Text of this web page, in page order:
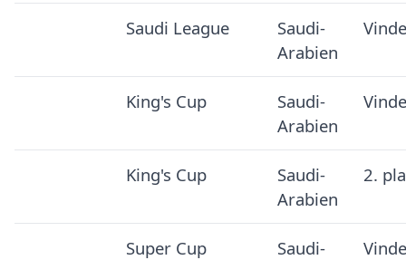
Saudi League
Saudi-
Arabien
King's Cup
Saudi-
Arabien
King's Cup
Saudi-
Arabien
2.
Super Cup
Saudi-